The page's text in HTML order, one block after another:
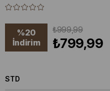
%20
İndirim
₺999,99
₺799,99
STD